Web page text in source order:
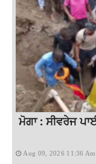
ਮੋਗਾ : ਸੀਵਰੇਜ
Aug 09, 2026 11:36 Am